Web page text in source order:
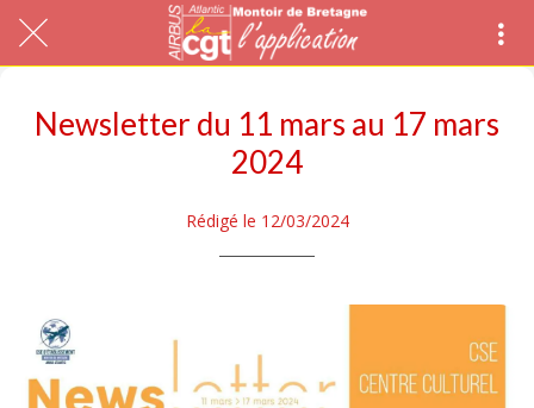
Newsletter du 11 mars au 17 mars
2024
Rédigé le 12/03/2024